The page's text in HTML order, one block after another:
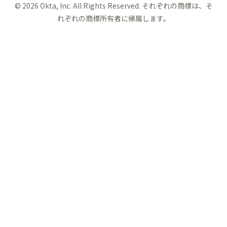
© 2026 Okta, Inc. All Rights Reserved. それぞれの商標は、そ
れぞれの商標所有者に帰属します。